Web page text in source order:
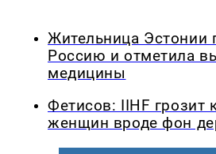
Жительница Эстонии
Россию и отметила
медицины
Фетисов: IIHF грозит
женщин вроде фон